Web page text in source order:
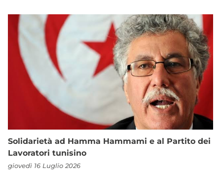
Solidarietà ad Hamma Hammami e al Partito dei
Lavoratori tunisino
giovedì 16 Luglio 2026